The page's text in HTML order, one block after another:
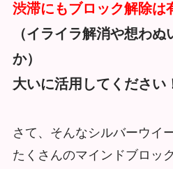
渋滞にもブロック解除は
（イライラ解消や想わ
か）
大いに活用してください
さて、そんなシルバーウイ
たくさんのマインドブロッ